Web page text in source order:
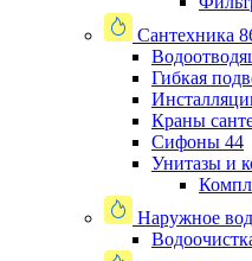
Сантехника
Гибкая
Краны
Сифоны 44
Унитазы и
Наружное